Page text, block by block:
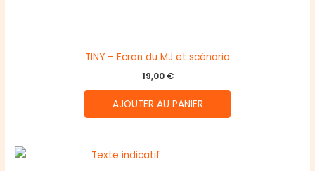
TINY – Ecran du MJ et scénario
19,00 €
AJOUTER AU PANIER